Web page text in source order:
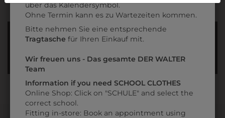
INFORMATIONSFOLDER
FÜR DEN 1. JAHRGANG & 1. KLASSE
Datenschutzerklärungbzw. im
über das Kalendersymbol.
Ohne Termin kann es zu Wartezeiten kommen.
Bitte nehmen Sie eine entsprechende
Tragtasche für Ihren Einkauf mit.
Wir freuen uns - Das gesamte DER WALTER
Team
Information if you need SCHOOL CLOTHES
Online Shop: Click on "SCHULE" and select the
correct school.
Fitting in-store: Book an appointment using